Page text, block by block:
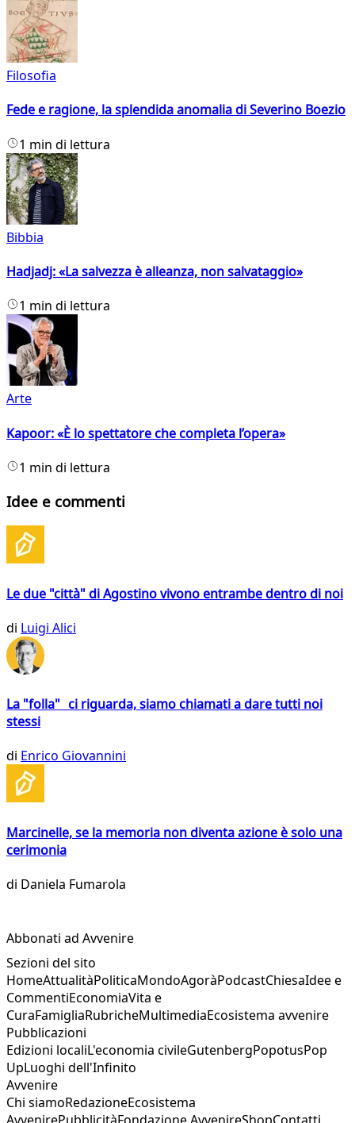
Filosofia
Fede e ragione, la splendida anomalia di Severino Boezio
1 min di lettura
Bibbia
Hadjadj: «La salvezza è alleanza, non salvataggio»
1 min di lettura
Arte
Kapoor: «È lo spettatore che completa l’opera»
1 min di lettura
Idee e commenti
Le due "città" di Agostino vivono entrambe dentro di noi
di Luigi Alici
La "folla" ci riguarda, siamo chiamati a dare tutti noi
stessi
di Enrico Giovannini
Marcinelle, se la memoria non diventa azione è solo una
cerimonia
di Daniela Fumarola
Abbonati ad Avvenire
Sezioni del sito
HomeAttualitàPoliticaMondoAgoràPodcastChiesaIdee e
CommentiEconomiaVita e
CuraFamigliaRubricheMultimediaEcosistema avvenire
Pubblicazioni
Edizioni localiL'economia civileGutenbergPopotusPop
UpLuoghi dell'Infinito
Avvenire
Chi siamoRedazioneEcosistema